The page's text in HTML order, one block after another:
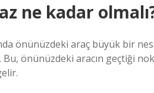
ne kadar
önünüzdeki araç büyük bir
Bu, önünüzdeki aracın geçtiği